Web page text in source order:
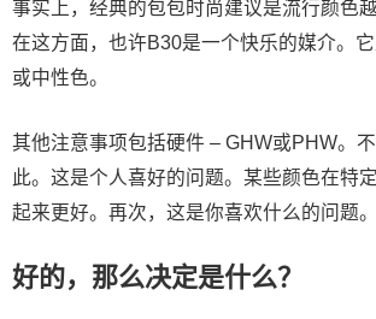
事实上，经典的包包时尚建议是流行颜色
在这方面，也许B30是一个快乐的媒介。
或中性色。
其他注意事项包括硬件 – GHW或PHW。
此。这是个人喜好的问题。某些颜色在特
起来更好。再次，这是你喜欢什么的问题。
好的，那么决定是什么？